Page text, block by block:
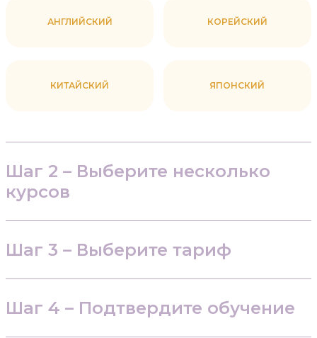
АНГЛИЙСКИЙ КОРЕЙСКИЙ
КИТАЙСКИЙ ЯПОНСКИЙ
Шаг 2 – Выберите несколько
курсов
Шаг 3 – Выберите тариф
Шаг 4 – Подтвердите обучение